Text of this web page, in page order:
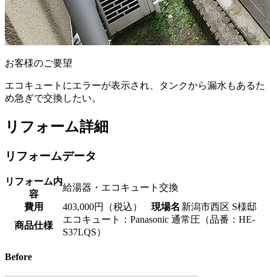
お客様のご要望
エコキュートにエラーが表示され、タンクから漏水もあるた
め急ぎで交換したい。
リフォーム詳細
リフォームデータ
リフォーム内
容
給湯器・エコキュート交換
費用
403,000円（税込） 現場名 新潟市西区 S様邸
商品仕様
エコキュート：Panasonic 通常圧（品番：HE-
S37LQS）
Before